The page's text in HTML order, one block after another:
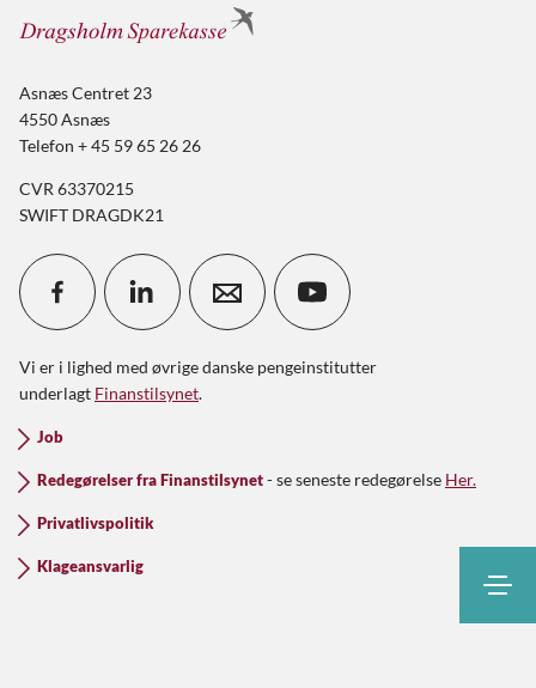
Asnæs Centret 23
4550 Asnæs
Telefon + 45 59 65 26 26
CVR 63370215
SWIFT DRAGDK21
Vi er i lighed med øvrige danske pengeinstitutter
underlagt Finanstilsynet.
Job
Redegørelser fra Finanstilsynet - se seneste redegørelse Her.
Privatlivspolitik
Klageansvarlig